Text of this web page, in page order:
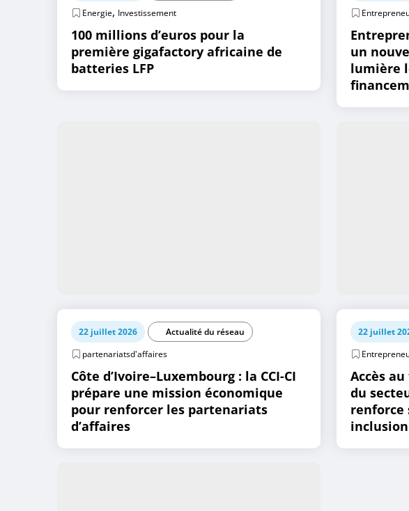
Energie, Investissement
100 millions d’euros pour la
première gigafactory africaine de
batteries LFP
un
lumière
22 juillet 2026
Actualité du réseau
partenariatsd'affaires
Côte d’Ivoire–Luxembourg : la CCI-CI
prépare une mission économique
pour renforcer les partenariats
d’affaires
22 juillet
Accès
du
renforce